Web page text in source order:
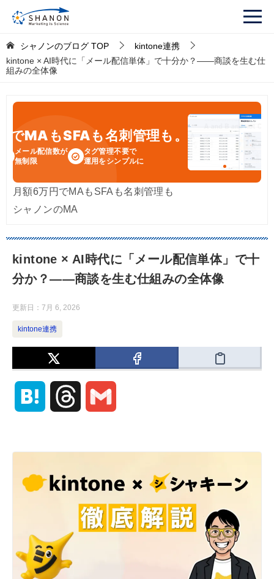
シャノンのブログ TOP
kintone連携
kintone × AI時代に「メール配信単体」で十分か？——商談を生む仕
組みの全体像
でMAもSFAも名刺管理も。
メール配信数が
無制限
タグ管理不要で
運用をシンプルに
月額6万円でMAもSFAも名刺管理も
シャノンのMA
kintone × AI時代に「メール配信単体」で十
分か？——商談を生む仕組みの全体像
更新日： 7月 6, 2026
kintone連携
e
a
e
a
i
l